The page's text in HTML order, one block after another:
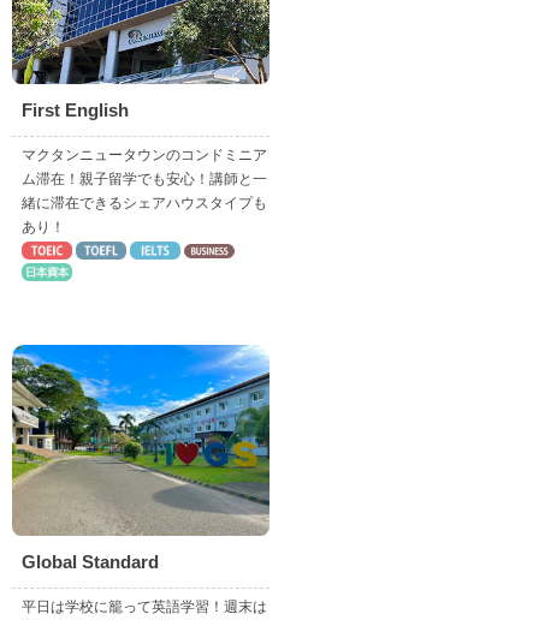
First English
マクタンニュータウンのコンドミニア
ム滞在！親子留学でも安心！講師と一
緒に滞在できるシェアハウスタイプも
あり！
Global Standard
平日は学校に籠って英語学習！週末は